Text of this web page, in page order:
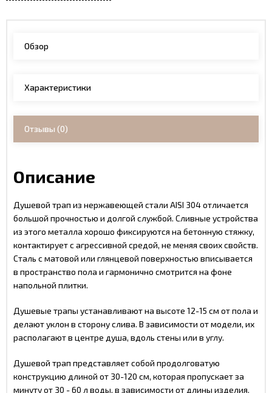
Обзор
Характеристики
Отзывы (0)
Описание
Душевой трап из нержавеющей стали AISI 304 отличается
большой прочностью и долгой службой. Сливные устройства
из этого металла хорошо фиксируются на бетонную стяжку,
контактирует с агрессивной средой, не меняя своих свойств.
Сталь с матовой или глянцевой поверхностью вписывается
в пространство пола и гармонично смотрится на фоне
напольной плитки.
Душевые трапы устанавливают на высоте 12-15 см от пола и
делают уклон в сторону слива. В зависимости от модели, их
располагают в центре душа, вдоль стены или в углу.
Душевой трап представляет собой продолговатую
конструкцию длиной от 30-120 см, которая пропускает за
минуту от 30 - 60 л воды, в зависимости от длины изделия.